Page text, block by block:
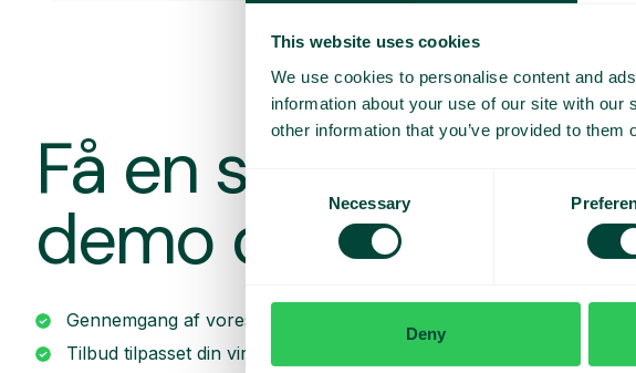
This website uses cookies
We use cookies to personalise content and
information about your use of our site with
other information that you’ve provided to
Consent
Necessary
Deny
Få en skræddersyet
demo og et tilbud
Gennemgang af vores tjenester
Tilbud tilpasset din virksomhed